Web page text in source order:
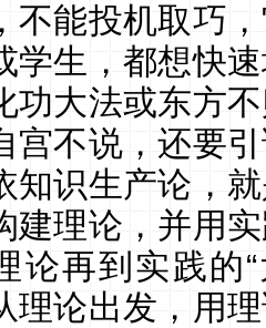
不能投机取巧
学生，都想快
功大法或东方
宫不说，还要
知识生产论，
建理论，并用
论再到实践的
理论出发，用